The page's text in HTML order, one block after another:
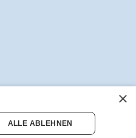
×
ALLE ABLEHNEN